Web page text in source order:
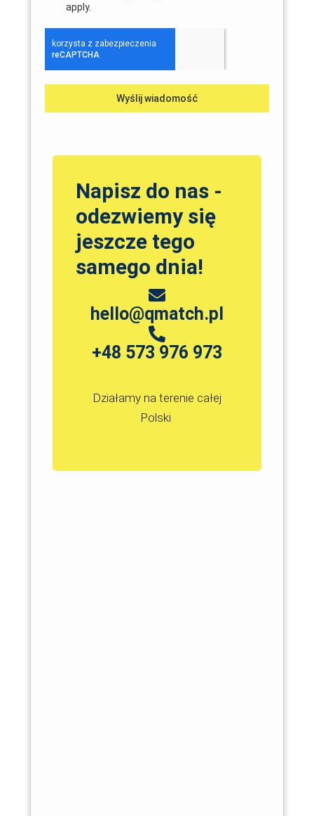
apply.
Wyślij wiadomość
Napisz do nas -
odezwiemy się
jeszcze tego
samego dnia!
hello@qmatch.pl
+48 573 976 973
Działamy na terenie całej
Polski